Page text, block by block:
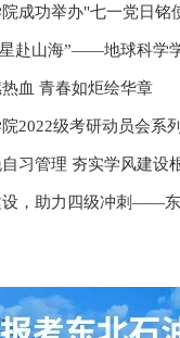
血 青春如炬绘华章